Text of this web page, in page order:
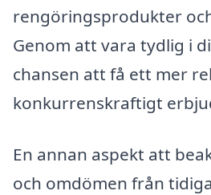
rengöringsprodukter
Genom att vara tydlig i
chansen att få ett mer
konkurrenskraftigt
En annan aspekt att
och omdömen från